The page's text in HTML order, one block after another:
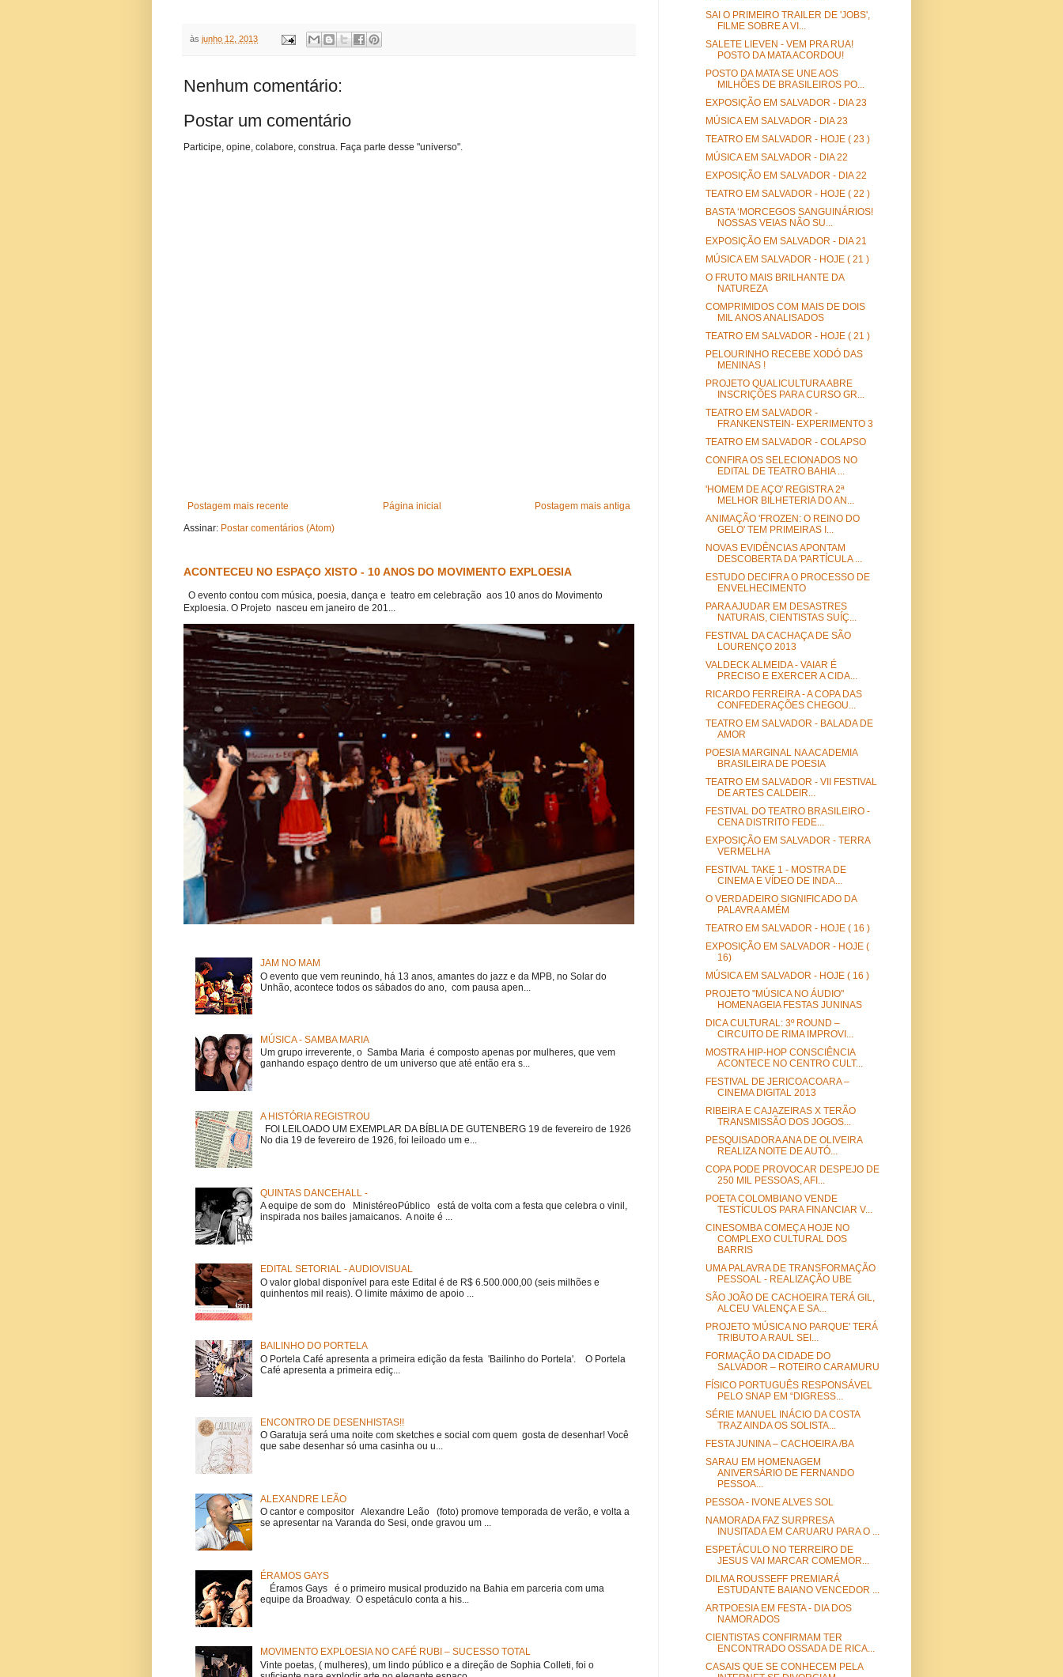
às junho 12, 2013
Nenhum comentário:
Postar um comentário
Participe, opine, colabore, construa. Faça parte desse "universo".
Postagem mais recente Postagem mais antiga
Página inicial
Assinar: Postar comentários (Atom)
ACONTECEU NO ESPAÇO XISTO - 10 ANOS DO MOVIMENTO EXPLOESIA
O evento contou com música, poesia, dança e teatro em celebração aos 10 anos do Movimento
Exploesia. O Projeto nasceu em janeiro de 201...
JAM NO MAM
O evento que vem reunindo, há 13 anos, amantes do jazz e da MPB, no Solar do
Unhão, acontece todos os sábados do ano, com pausa apen...
MÚSICA - SAMBA MARIA
Um grupo irreverente, o Samba Maria é composto apenas por mulheres, que vem
ganhando espaço dentro de um universo que até então era s...
A HISTÓRIA REGISTROU
FOI LEILOADO UM EXEMPLAR DA BÍBLIA DE GUTENBERG 19 de fevereiro de 1926
No dia 19 de fevereiro de 1926, foi leiloado um e...
QUINTAS DANCEHALL -
A equipe de som do MinistéreoPúblico está de volta com a festa que celebra o vinil,
inspirada nos bailes jamaicanos. A noite é ...
EDITAL SETORIAL - AUDIOVISUAL
O valor global disponível para este Edital é de R$ 6.500.000,00 (seis milhões e
quinhentos mil reais). O limite máximo de apoio ...
BAILINHO DO PORTELA
O Portela Café apresenta a primeira edição da festa 'Bailinho do Portela'. O Portela
Café apresenta a primeira ediç...
ENCONTRO DE DESENHISTAS!!
O Garatuja será uma noite com sketches e social com quem gosta de desenhar! Você
que sabe desenhar só uma casinha ou u...
ALEXANDRE LEÃO
O cantor e compositor Alexandre Leão (foto) promove temporada de verão, e volta a
se apresentar na Varanda do Sesi, onde gravou um ...
ÉRAMOS GAYS
Éramos Gays é o primeiro musical produzido na Bahia em parceria com uma
equipe da Broadway. O espetáculo conta a his...
MOVIMENTO EXPLOESIA NO CAFÉ RUBI – SUCESSO TOTAL
Vinte poetas, ( mulheres), um lindo público e a direção de Sophia Colleti, foi o
SAI O PRIMEIRO TRAILER DE 'JOBS',
FILME SOBRE A VI...
SALETE LIEVEN - VEM PRA RUA!
POSTO DA MATA ACORDOU!
POSTO DA MATA SE UNE AOS
MILHÕES DE BRASILEIROS PO...
EXPOSIÇÃO EM SALVADOR - DIA 23
MÚSICA EM SALVADOR - DIA 23
TEATRO EM SALVADOR - HOJE ( 23 )
MÚSICA EM SALVADOR - DIA 22
EXPOSIÇÃO EM SALVADOR - DIA 22
TEATRO EM SALVADOR - HOJE ( 22 )
BASTA ‘MORCEGOS SANGUINÁRIOS!
NOSSAS VEIAS NÃO SU...
EXPOSIÇÃO EM SALVADOR - DIA 21
MÚSICA EM SALVADOR - HOJE ( 21 )
O FRUTO MAIS BRILHANTE DA
NATUREZA
COMPRIMIDOS COM MAIS DE DOIS
MIL ANOS ANALISADOS
TEATRO EM SALVADOR - HOJE ( 21 )
PELOURINHO RECEBE XODÓ DAS
MENINAS !
PROJETO QUALICULTURA ABRE
INSCRIÇÕES PARA CURSO GR...
TEATRO EM SALVADOR -
FRANKENSTEIN- EXPERIMENTO 3
TEATRO EM SALVADOR - COLAPSO
CONFIRA OS SELECIONADOS NO
EDITAL DE TEATRO BAHIA ...
'HOMEM DE AÇO' REGISTRA 2ª
MELHOR BILHETERIA DO AN...
ANIMAÇÃO 'FROZEN: O REINO DO
GELO' TEM PRIMEIRAS I...
NOVAS EVIDÊNCIAS APONTAM
DESCOBERTA DA 'PARTÍCULA ...
ESTUDO DECIFRA O PROCESSO DE
ENVELHECIMENTO
PARA AJUDAR EM DESASTRES
NATURAIS, CIENTISTAS SUÍÇ...
FESTIVAL DA CACHAÇA DE SÃO
LOURENÇO 2013
VALDECK ALMEIDA - VAIAR É
PRECISO E EXERCER A CIDA...
RICARDO FERREIRA - A COPA DAS
CONFEDERAÇÕES CHEGOU...
TEATRO EM SALVADOR - BALADA DE
AMOR
POESIA MARGINAL NA ACADEMIA
BRASILEIRA DE POESIA
TEATRO EM SALVADOR - VII FESTIVAL
DE ARTES CALDEIR...
FESTIVAL DO TEATRO BRASILEIRO -
CENA DISTRITO FEDE...
EXPOSIÇÃO EM SALVADOR - TERRA
VERMELHA
FESTIVAL TAKE 1 - MOSTRA DE
CINEMA E VÍDEO DE INDA...
O VERDADEIRO SIGNIFICADO DA
PALAVRA AMÉM
TEATRO EM SALVADOR - HOJE ( 16 )
EXPOSIÇÃO EM SALVADOR - HOJE (
16)
MÚSICA EM SALVADOR - HOJE ( 16 )
PROJETO "MÚSICA NO ÁUDIO"
HOMENAGEIA FESTAS JUNINAS
DICA CULTURAL: 3º ROUND –
CIRCUITO DE RIMA IMPROVI...
MOSTRA HIP-HOP CONSCIÊNCIA
ACONTECE NO CENTRO CULT...
FESTIVAL DE JERICOACOARA –
CINEMA DIGITAL 2013
RIBEIRA E CAJAZEIRAS X TERÃO
TRANSMISSÃO DOS JOGOS...
PESQUISADORA ANA DE OLIVEIRA
REALIZA NOITE DE AUTÓ...
COPA PODE PROVOCAR DESPEJO DE
250 MIL PESSOAS, AFI...
POETA COLOMBIANO VENDE
TESTÍCULOS PARA FINANCIAR V...
CINESOMBA COMEÇA HOJE NO
COMPLEXO CULTURAL DOS
BARRIS
UMA PALAVRA DE TRANSFORMAÇÃO
PESSOAL - REALIZAÇÃO UBE
SÃO JOÃO DE CACHOEIRA TERÁ GIL,
ALCEU VALENÇA E SA...
PROJETO 'MÚSICA NO PARQUE' TERÁ
TRIBUTO A RAUL SEI...
FORMAÇÃO DA CIDADE DO
SALVADOR – ROTEIRO CARAMURU
FÍSICO PORTUGUÊS RESPONSÁVEL
PELO SNAP EM “DIGRESS...
SÉRIE MANUEL INÁCIO DA COSTA
TRAZ AINDA OS SOLISTA...
FESTA JUNINA – CACHOEIRA /BA
SARAU EM HOMENAGEM
ANIVERSÁRIO DE FERNANDO
PESSOA...
PESSOA - IVONE ALVES SOL
NAMORADA FAZ SURPRESA
INUSITADA EM CARUARU PARA O ...
ESPETÁCULO NO TERREIRO DE
JESUS VAI MARCAR COMEMOR...
DILMA ROUSSEFF PREMIARÁ
ESTUDANTE BAIANO VENCEDOR ...
ARTPOESIA EM FESTA - DIA DOS
NAMORADOS
CIENTISTAS CONFIRMAM TER
ENCONTRADO OSSADA DE RICA...
CASAIS QUE SE CONHECEM PELA